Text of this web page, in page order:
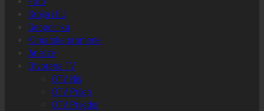
Srbija i EU
Geopolitika
Klimatske promene
Analize
Otvorena TV
OTV Niš
OTV Prilep
OTV Prijedor